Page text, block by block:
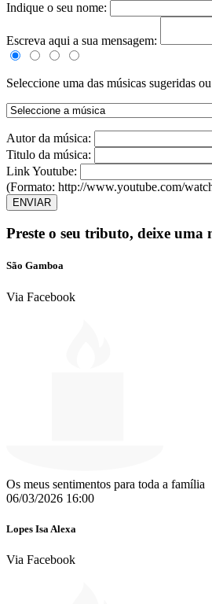
Indique o seu nome:
Escreva aqui a sua mensagem:
Seleccione uma das músicas sugeridas
Autor da música:
Titulo da música:
Link Youtube:
(Formato: http://www.youtube.com/
ENVIAR
Preste o seu tributo, deixe uma
São Gamboa
Via Facebook
Os meus sentimentos para toda a família
06/03/2026 16:00
Lopes Isa Alexa
Via Facebook